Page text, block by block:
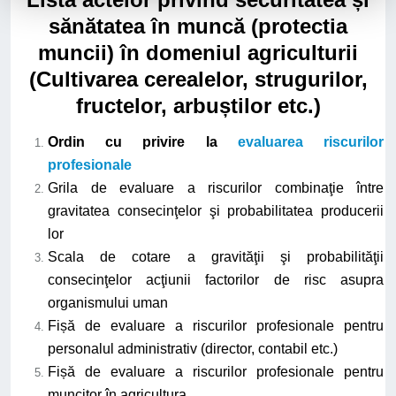
sănătatea în muncă (protectia
muncii) în domeniul agriculturii
(Cultivarea cerealelor, strugurilor,
fructelor, arbuștilor etc.)
Ordin cu privire la evaluarea riscurilor
profesionale
Grila de evaluare a riscurilor combinaţie între
gravitatea consecinţelor şi probabilitatea producerii
lor
Scala de cotare a gravităţii şi probabilităţii
consecinţelor acţiunii factorilor de risc asupra
organismului uman
Fișă de evaluare a riscurilor profesionale pentru
personalul administrativ (director, contabil etc.)
Fișă de evaluare a riscurilor profesionale pentru